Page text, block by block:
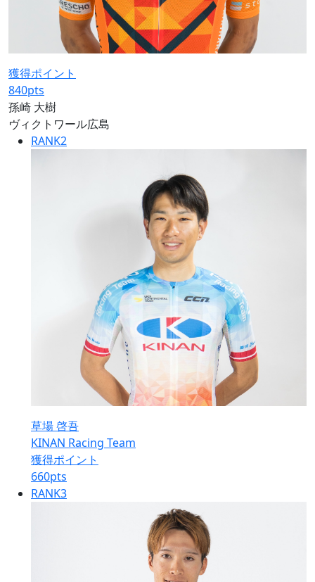
獲得ポイント
840pts
孫崎 大樹
ヴィクトワール広島
RANK2
草場 啓吾
KINAN Racing Team
獲得ポイント
660pts
RANK3